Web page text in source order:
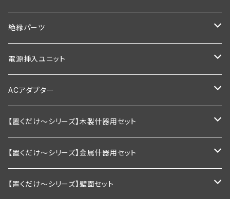
1200ｍｍ以下
900ｍｍ以下
1200ｍｍ以下
600mm以下
900mm以下
1200mm以下
1200ｍｍ
600ｍｍ以下
900ｍｍ以下
1200ｍｍ以下
900ｍｍ
1200ｍｍ
600ｍｍ以下
900ｍｍ以下
1200ｍｍ以下
棚板幅600×奥行200ｍｍ
棚板幅600×奥行250ｍｍ
棚板幅900×奥行200ｍｍ
棚板幅900×奥行250ｍｍ
棚板幅1200×奥行200ｍｍ
棚板幅1200×奥行250ｍｍ
絶縁パーツ
シングルタイプ
ダブルタイプ
絶縁引掛けタイプ
電源挿入ユニット
通常型
調光器付き
ACアダプター
業務用
家庭用向け
【置くだけ～シリーズ】木製什器用セット
2段セット
2段セット＋トップライト付き
【置くだけ～シリーズ】金属什器用セット
Ｒシリーズ 30ｃｍ板・置くピカタイプ
【置くだけ～シリーズ】壁面セット